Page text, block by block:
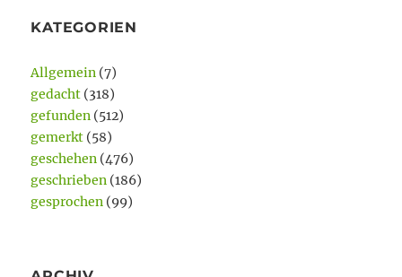
KATEGORIEN
Allgemein (7)
gedacht (318)
gefunden (512)
gemerkt (58)
geschehen (476)
geschrieben (186)
gesprochen (99)